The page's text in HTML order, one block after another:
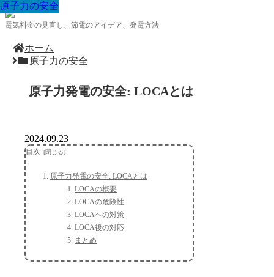
電気料金の見直し、節電のアイデア、発電方法
ホーム
原子力の安全
原子力発電の安全: LOCAとは
原子力の安全
2024.09.23
目次
原子力発電の安全: LOCAとは
LOCAの概要
LOCAの危険性
LOCAへの対策
LOCA後の対応
まとめ
原子力の安全
原子力の安全
原子力の安全
原子力の安全
原子力の安全
原子力の安全
原子力の安全
原子力の安全